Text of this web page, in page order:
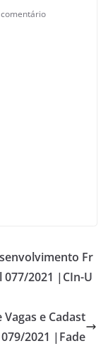
Fr
2021 |CIn-U
e Cadast
2021 |Fade